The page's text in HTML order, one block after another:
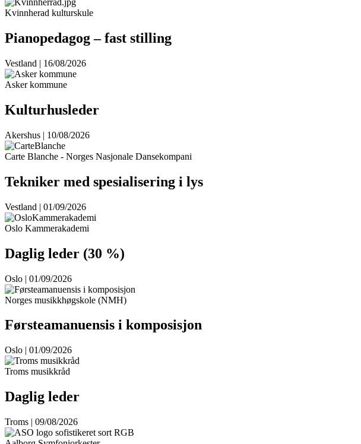
Kvinnherad kulturskule
Pianopedagog – fast stilling
Vestland | 16/08/2026
Asker kommune
Kulturhusleder
Akershus | 10/08/2026
Carte Blanche - Norges Nasjonale Dansekompani
Tekniker med spesialisering i lys
Vestland | 01/09/2026
Oslo Kammerakademi
Daglig leder (30 %)
Oslo | 01/09/2026
Norges musikkhøgskole (NMH)
Førsteamanuensis i komposisjon
Oslo | 01/09/2026
Troms musikkråd
Daglig leder
Troms | 09/08/2026